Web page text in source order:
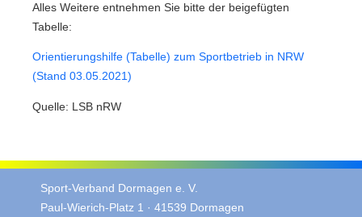
Alles Weitere entnehmen Sie bitte der beigefügten
Tabelle:
Orientierungshilfe (Tabelle) zum Sportbetrieb in NRW
(Stand 03.05.2021)
Quelle: LSB nRW
Sport-Verband Dormagen e. V.
Paul-Wierich-Platz 1 · 41539 Dormagen